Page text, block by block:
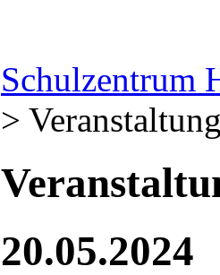
Schulzentrum
>
20.05.2024